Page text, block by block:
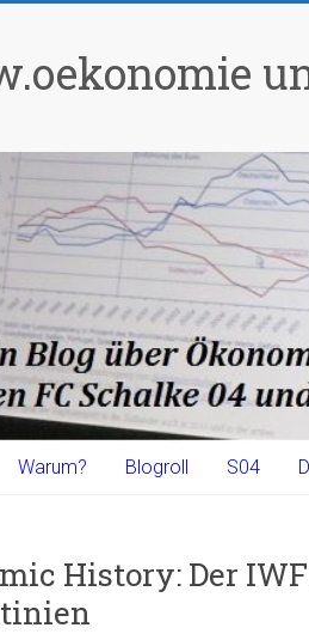
Warum? Blogroll S04
History: Der